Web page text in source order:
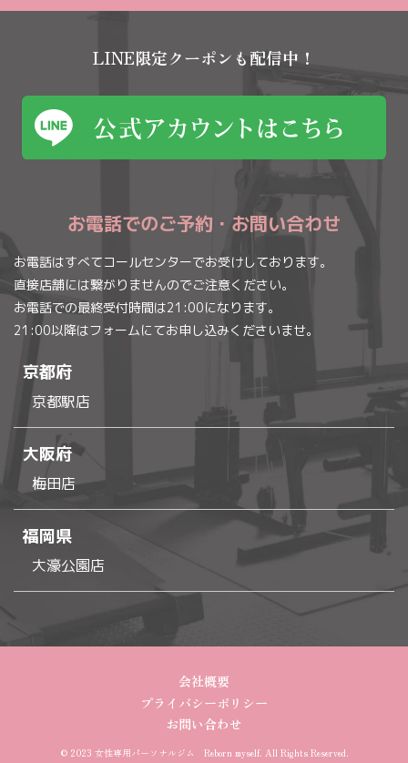
LINE限定クーポンも配信中！
お電話でのご予約・お問い合わせ
お電話はすべてコールセンターでお受けしております。
直接店舗には繋がりませんのでご注意ください。
お電話での最終受付時間は21:00になります。
21:00以降はフォームにてお申し込みくださいませ。
京都府
京都駅店
大阪府
梅田店
福岡県
大濠公園店
会社概要
プライバシーポリシー
お問い合わせ
© 2023 女性専用パーソナルジム Reborn myself. All Rights Reserved.